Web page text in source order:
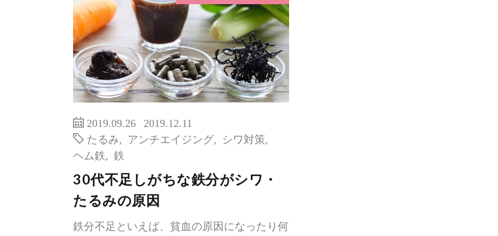
2019.09.26
2019.12.11
たるみ
アンチエイジング シワ対策
ヘム鉄
鉄
30代不足しがちな鉄分がシワ・
たるみの原因
鉄分不足といえば、貧血の原因になったり何